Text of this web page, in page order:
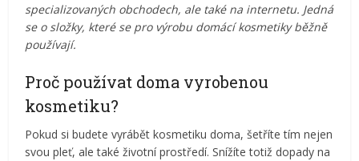
specializovaných obchodech, ale také na internetu. Jedná
se o složky, které se pro výrobu domácí kosmetiky běžně
používají.
Proč používat doma vyrobenou
kosmetiku?
Pokud si budete vyrábět kosmetiku doma, šetříte tím nejen
svou pleť, ale také životní prostředí. Snížíte totiž dopady na